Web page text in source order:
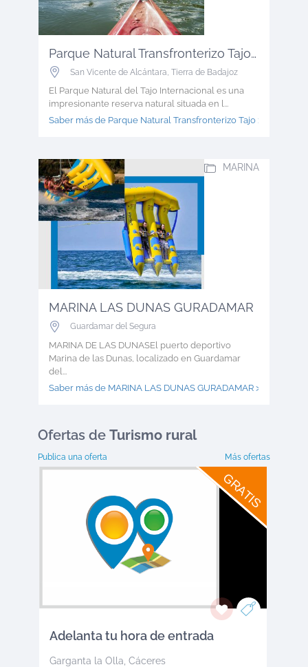
Parque Natural Transfronterizo Tajo ...
San Vicente de Alcántara, Tierra de Badajoz
El Parque Natural del Tajo Internacional es una
impresionante reserva natural situada en l...
Saber más de Parque Natural Transfronterizo Tajo >
MARINA LAS DUNAS GURADAMAR
Guardamar del Segura
MARINA DE LAS DUNASEl puerto deportivo
Marina de las Dunas, localizado en Guardamar
del...
MARINA
Saber más de MARINA LAS DUNAS GURADAMAR >
Ofertas de Turismo rural
Publica una oferta Más ofertas
GRATIS
Adelanta tu hora de entrada
Garganta la Olla Cáceres